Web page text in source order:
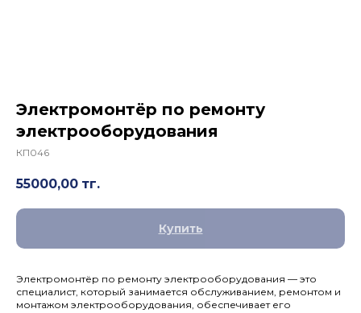
Электромонтёр по ремонту
электрооборудования
КП046
55000,00 тг.
Купить
Электромонтёр по ремонту электрооборудования — это
специалист, который занимается обслуживанием, ремонтом и
монтажом электрооборудования, обеспечивает его